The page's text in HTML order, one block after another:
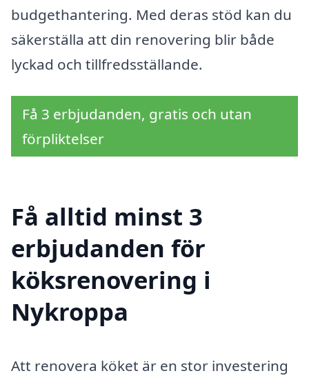
budgethantering. Med deras stöd kan du
säkerställa att din renovering blir både
lyckad och tillfredsställande.
Få 3 erbjudanden, gratis och utan
förpliktelser
Få alltid minst 3
erbjudanden för
köksrenovering i
Nykroppa
Att renovera köket är en stor investering